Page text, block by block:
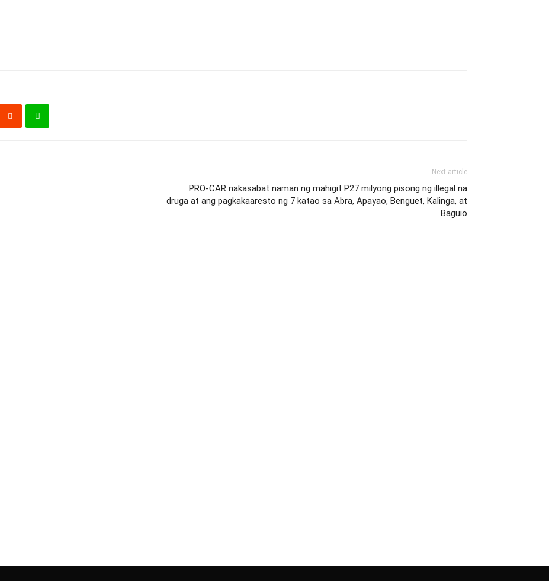
Next article
PRO-CAR nakasabat naman ng mahigit P27 milyong pisong ng illegal na
druga at ang pagkakaaresto ng 7 katao sa Abra, Apayao, Benguet, Kalinga, at
Baguio